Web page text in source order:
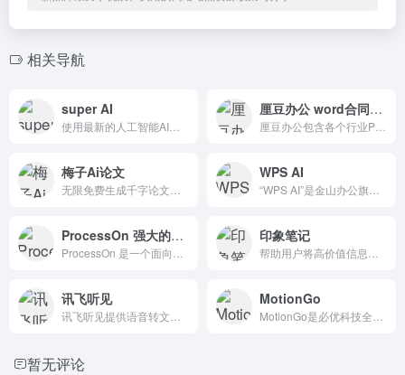
相关导航
super AI 厘豆办公 word合同行业表格PPT模板
梅子Ai论文 WPS AI
ProcessOn 强大的作图工具 印象笔记
讯飞听见 MotionGo
暂无评论